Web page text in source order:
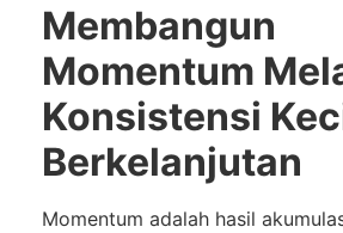
Membangun
Momentum
Konsistensi
Berkelanjutan
Momentum adalah hasil